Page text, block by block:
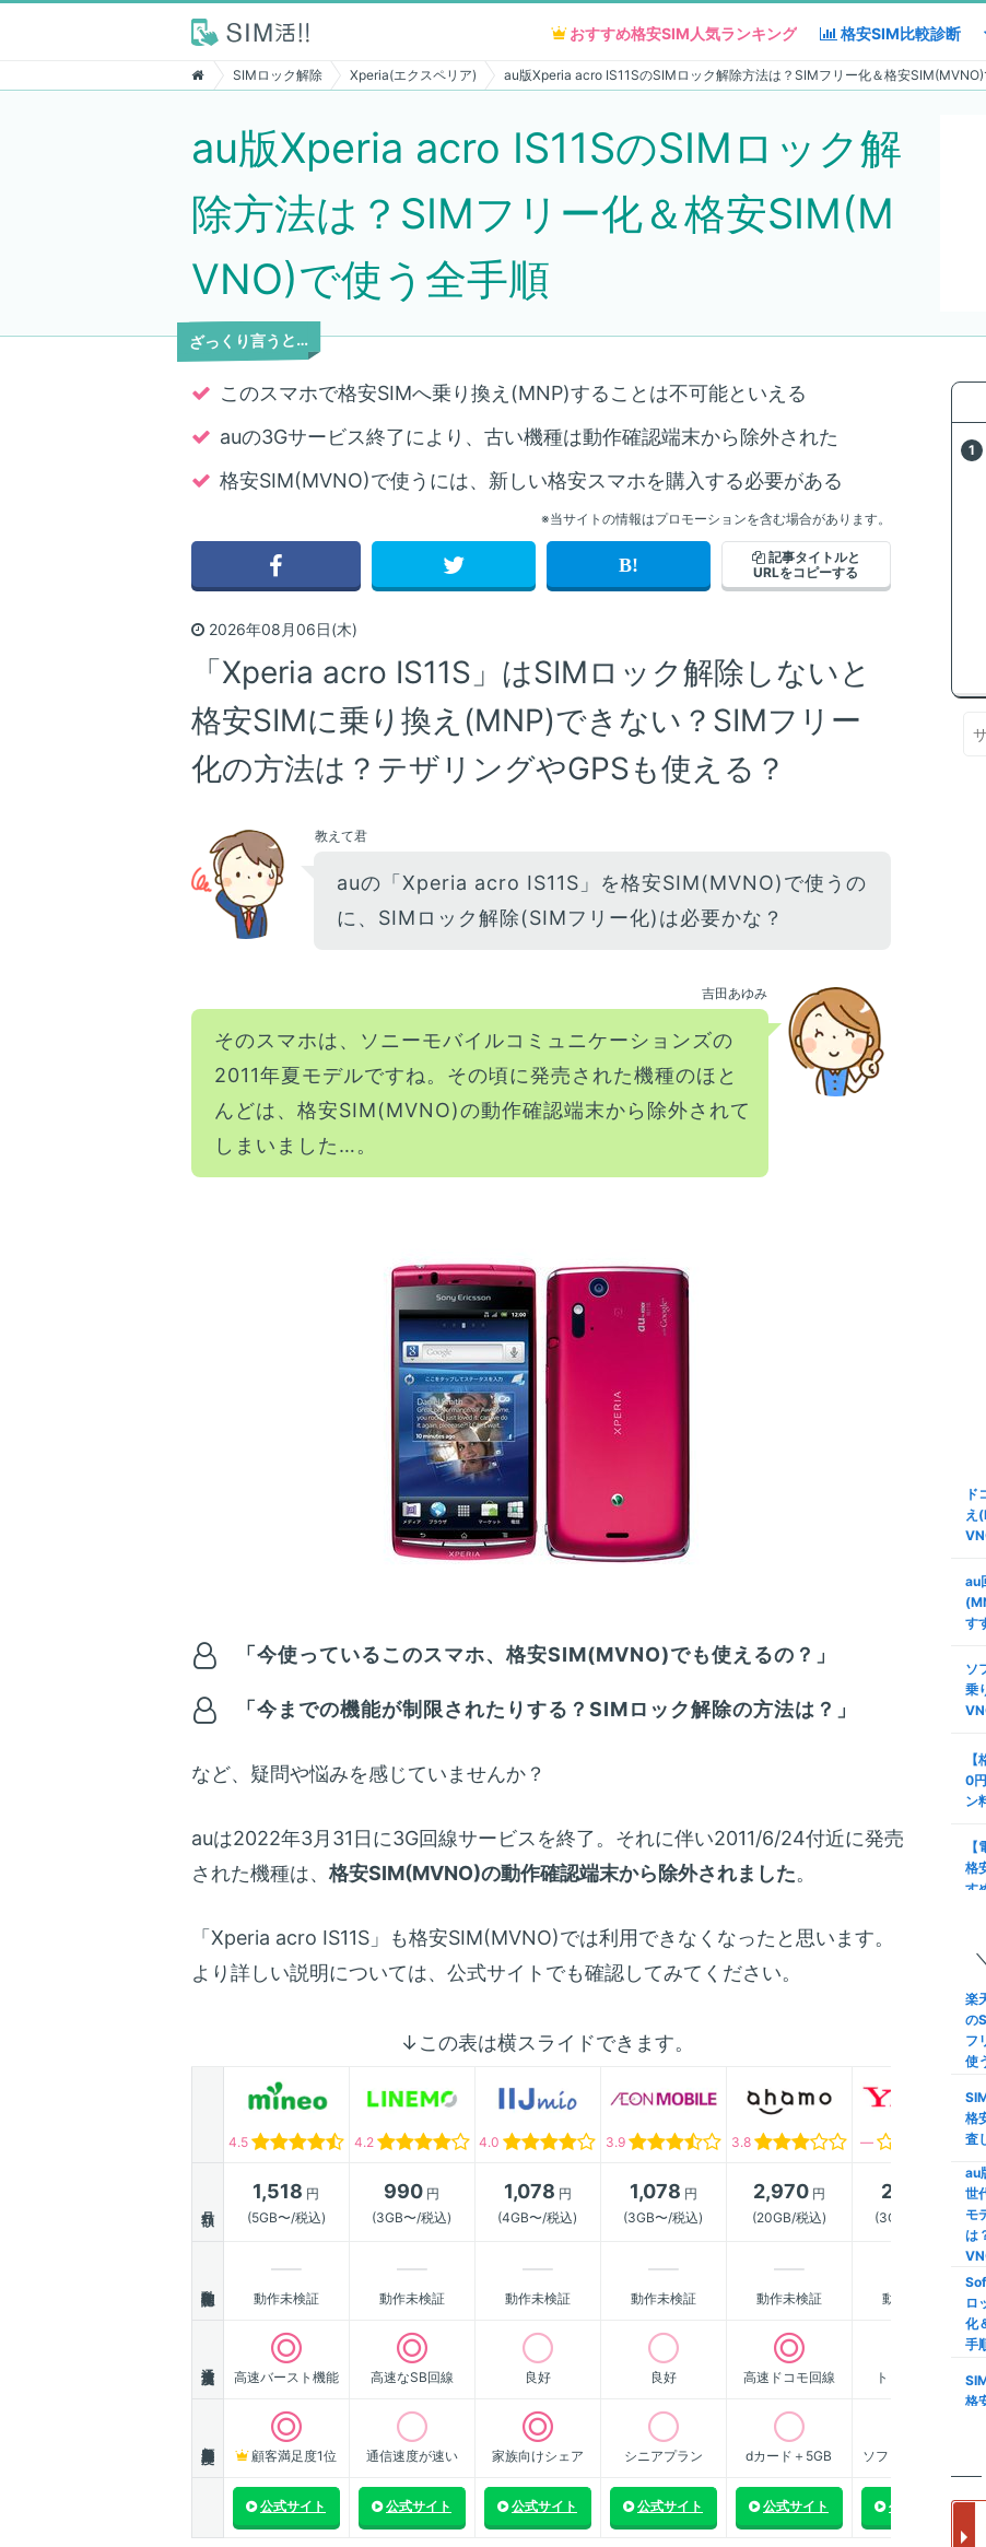
おすすめ格安SIM人気ランキング 格安SIM比較診断
SIMロック解除 Xperia(エクスペリア) au版Xperia acro IS11SのSIMロック解除方法は？SIMフリー化＆格安
au版Xperia acro IS11SのSIMロック解
除方法は？SIMフリー化＆格安SIM(M
VNO)で使う全手順
ざっくり言うと…
このスマホで格安SIMへ乗り換え(MNP)することは不可能といえる
auの3Gサービス終了により、古い機種は動作確認端末から除外された
格安SIM(MVNO)で使うには、新しい格安スマホを購入する必要がある
※当サイトの情報はプロモーションを含む場合があります。
記事タイトルと
URLをコピーする
2026年08月06日(木)
「Xperia acro IS11S」はSIMロック解除しないと
格安SIMに乗り換え(MNP)できない？SIMフリー
化の方法は？テザリングやGPSも使える？
教えて君
auの「Xperia acro IS11S」を格安SIM(MVNO)で使うの
に、SIMロック解除(SIMフリー化)は必要かな？
吉田あゆみ
そのスマホは、ソニーモバイルコミュニケーションズの
2011年夏モデルですね。その頃に発売された機種のほと
んどは、格安SIM(MVNO)の動作確認端末から除外されて
しまいました…。
「今使っているこのスマホ、格安SIM(MVNO)でも使えるの？」
「今までの機能が制限されたりする？SIMロック解除の方法は？」
など、疑問や悩みを感じていませんか？
auは2022年3月31日に3G回線サービスを終了。それに伴い2011/6/24付近に発売
された機種は、 格安SIM(MVNO)の動作確認端末から除外されました。
「Xperia acro IS11S」も格安SIM(MVNO)では利用できなくなったと思います。
より詳しい説明については、公式サイトでも確認してみてください。
↓この表は横スライドできます。
4.5 4.2 4.0 3.9 3.8 ―
1,518 円
(5GB〜/税込)
990 円
(3GB〜/税込)
1,078 円
(4GB〜/税込)
1,078 円
(3GB〜/税込)
2,970円
(20GB/税込)
2,178
(3GB〜/税込)
動作未検証 動作未検証 動作未検証 動作未検証 動作未検証 動作未検証
高速バースト機能 高速なSB回線 良好 良好 高速ドコモ回線 トップクラス
顧客満足度1位 通信速度が速い 家族向けシェア シニアプラン dカード＋5GB ソフトバンク傘下
公式サイト 公式サイト 公式サイト 公式サイト 公式サイト 公式サイト
ド
え
au
す
ソ
乗
0
ン
格
す
【
ク
M
家
家
【
限
格
い
線
量
更
楽
の
フ
使
格
査
au
世
モ
は
ロ
化
手
格
の
フ
おすすめ格安SIM人気ランキング 格安SIM比較診断